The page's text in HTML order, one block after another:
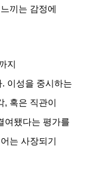
끼는 감정에
지
. 이성을 중시하는
, 혹은 직관이
여됐다는 평가를
는 사장되기